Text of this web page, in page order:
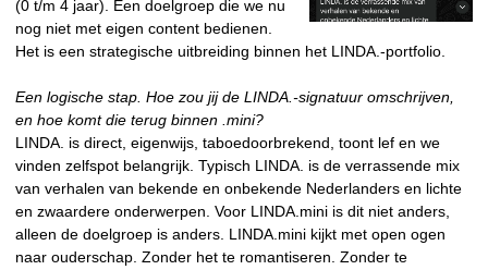
(0 t/m 4 jaar). Een doelgroep die we nu
nog niet met eigen content bedienen.
Het is een strategische uitbreiding binnen het LINDA.-portfolio.
Een logische stap. Hoe zou jij de LINDA.-signatuur omschrijven,
en hoe komt die terug binnen .mini?
LINDA. is direct, eigenwijs, taboedoorbrekend, toont lef en we
vinden zelfspot belangrijk. Typisch LINDA. is de verrassende mix
van verhalen van bekende en onbekende Nederlanders en lichte
en zwaardere onderwerpen. Voor LINDA.mini is dit niet anders,
alleen de doelgroep is anders. LINDA.mini kijkt met open ogen
naar ouderschap. Zonder het te romantiseren. Zonder te